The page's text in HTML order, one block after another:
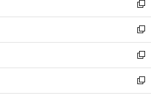
く
で
開
く
ド
ウ
で
開
く
ィ
ン
ド
ウ
で
開
く
い
ウ
ィ
ン
ド
ウ
で
開
新
し
い
ウ
ィ
ン
ド
ウ
新
し
い
ウ
ィ
ン
新
し
い
ウ
新
し